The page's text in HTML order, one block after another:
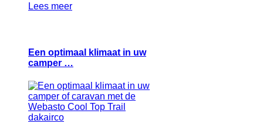
Lees meer
Een optimaal klimaat in uw
camper …